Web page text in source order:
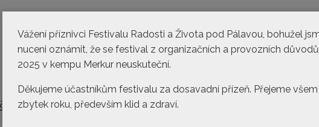
Vážení příznivci Festivalu Radosti a Života pod Pálavou, bohužel
nuceni oznámit, že se festival z organizačních a provozních
2025 v kempu Merkur neuskuteční.
Děkujeme účastníkům festivalu za dosavadní přízeň. Přejeme
zbytek roku, především klid a zdraví.